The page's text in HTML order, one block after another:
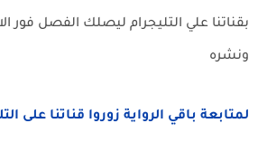
بقناتنا علي التليجرام ليصلك الفصل فور
ونشره
لمتابعة باقي الرواية زوروا قناتنا على